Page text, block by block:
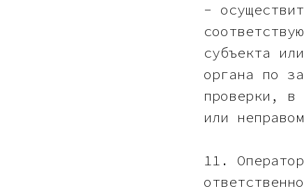
-
субъекта
органа по
проверки, в
или
11.